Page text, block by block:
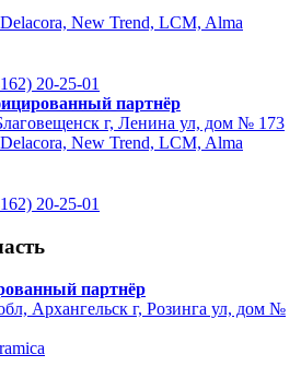
New Trend, LCM, Alma
20-25-01
партнёр
г, Ленина ул, дом № 173
New Trend, LCM, Alma
20-25-01
партнёр
Архангельск г, Розинга ул, дом №